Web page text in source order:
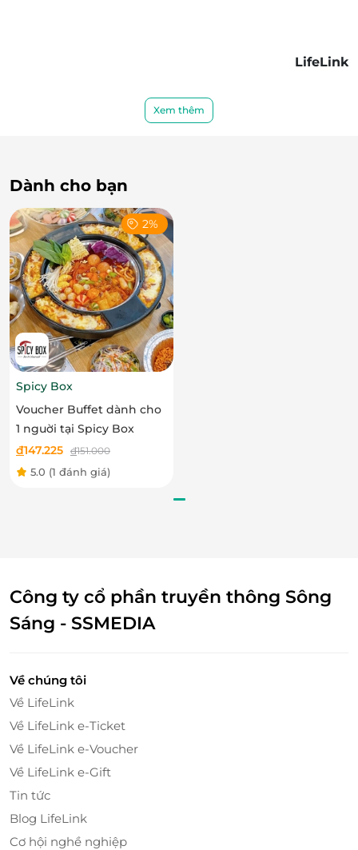
LifeLink
Xem thêm
Dành cho bạn
2%
Spicy Box
Voucher Buffet dành cho
1 nguời tại Spicy Box
đ147.225 đ151.000
5.0 (1 đánh giá)
Công ty cổ phần truyền thông Sông
Sáng - SSMEDIA
Về chúng tôi
Về LifeLink
Về LifeLink e-Ticket
Về LifeLink e-Voucher
Về LifeLink e-Gift
Tin tức
Blog LifeLink
Cơ hội nghề nghiệp